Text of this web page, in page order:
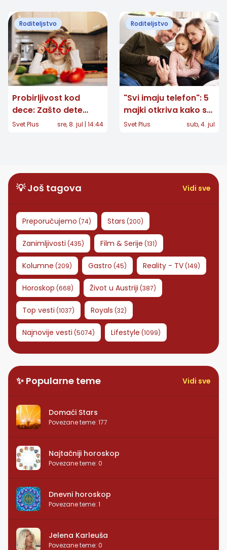
simptome?
Roditeljstvo
Probirljivost kod
dece: Zašto dete
odbija povrće i kako
Svet Plus sre, 8. jul | 14:44
Roditeljstvo
"Svi imaju telefon": 5
majki otkriva kako su
rešile zahtev deteta
Svet Plus sub, 4. jul
💡 Još tagova Vidi sve
Preporučujemo (74) Stars (200)
Zanimljivosti (435) Film & Serije (131)
Kolumne (209) Gastro (45) Reality - TV(149)
Horoskop (668) Život u Austriji (387)
Top vesti (1037) Royals (32)
Najnovije vesti (5074) Lifestyle (1099)
✨ Popularne teme Vidi sve
Domaći Stars
Povezane teme: 177
Najtačniji horoskop
Povezane teme: 0
Dnevni horoskop
Povezane teme: 1
Jelena Karleuša
Povezane teme: 0